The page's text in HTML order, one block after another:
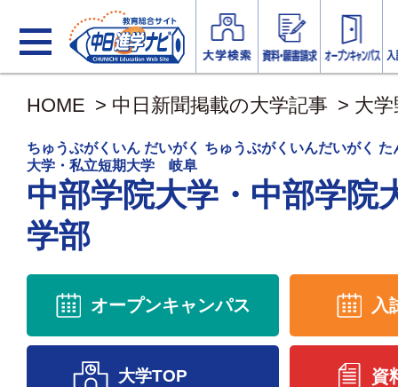
HOME > 中日新聞掲載の大学記事 > 大
ちゅうぶがくいん だいがく ちゅうぶがくいんだいがく
大学・私立短期大学 岐阜
中部学院大学・中部学院
学部
オープンキャンパス 入
資
大学TOP